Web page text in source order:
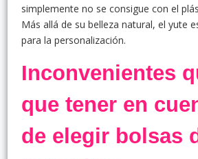
simplemente no se consigue con el
Más allá de su belleza natural, el yute
para la personalización.
Inconvenientes
que tener en
de elegir bolsas